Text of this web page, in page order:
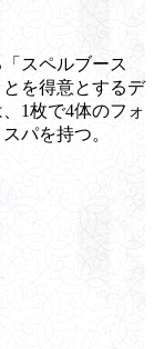
スペルブース
を得意とするデ
、1枚で4体のフォ
パを持つ。